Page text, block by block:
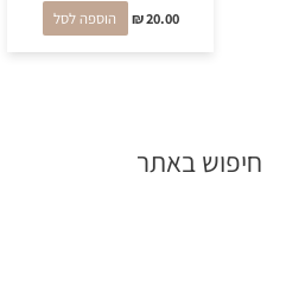
חיפוש באתר
₪20.00 הוספה לסל